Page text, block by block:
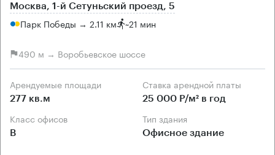
Москва, 1-й Сетуньский проезд, 5
Парк Победы → 2.11 км ~21 мин
490 м → Воробьевское шоссе
Арендуемые площади
277 кв.м
Ставка арендной платы
25 000 Р/м² в год
Класс офисов
B
Тип здания
Офисное здание